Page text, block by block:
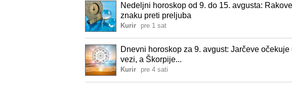
Nedeljni horoskop od 9. do 15. avgusta:
znaku preti preljuba
Kurir pre 1 sat
Dnevni horoskop za 9. avgust: Jarčeve
vezi, a Škorpije...
Kurir pre 4 sati